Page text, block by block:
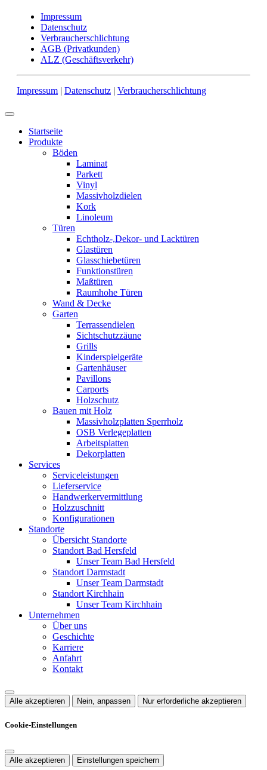
Impressum
Datenschutz
Verbraucherschlichtung
AGB (Privatkunden)
ALZ (Geschäftsverkehr)
Impressum | Datenschutz | Verbraucherschlichtung
Startseite
Produkte
Böden
Laminat
Parkett
Vinyl
Massivholzdielen
Kork
Linoleum
Türen
Echtholz-,Dekor- und Lacktüren
Glastüren
Glasschiebetüren
Funktionstüren
Maßtüren
Raumhohe Türen
Wand & Decke
Garten
Terrassendielen
Sichtschutzzäune
Grills
Kinderspielgeräte
Gartenhäuser
Pavillons
Carports
Holzschutz
Bauen mit Holz
Massivholzplatten Sperrholz
OSB Verlegeplatten
Arbeitsplatten
Dekorplatten
Services
Serviceleistungen
Lieferservice
Handwerkervermittlung
Holzzuschnitt
Konfigurationen
Standorte
Übersicht Standorte
Standort Bad Hersfeld
Unser Team Bad Hersfeld
Standort Darmstadt
Unser Team Darmstadt
Standort Kirchhain
Unser Team Kirchhain
Unternehmen
Über uns
Geschichte
Karriere
Anfahrt
Kontakt
Alle akzeptieren Nein, anpassen Nur erforderliche akzeptieren
Cookie-Einstellungen
Alle akzeptieren Einstellungen speichern